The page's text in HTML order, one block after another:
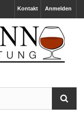
Anmelden
Kontakt